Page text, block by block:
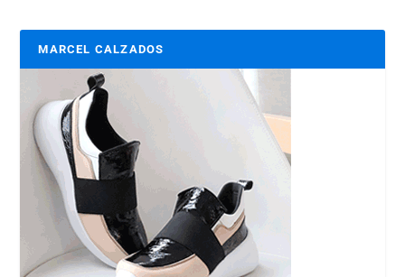
MARCEL CALZADOS